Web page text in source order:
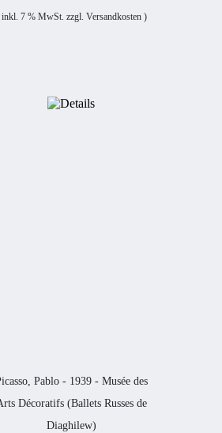
7 % MwSt. zzgl. Versandkosten)
Pablo - 1939 - Musée des
Décoratifs (Ballets Russes de
Diaghilew)